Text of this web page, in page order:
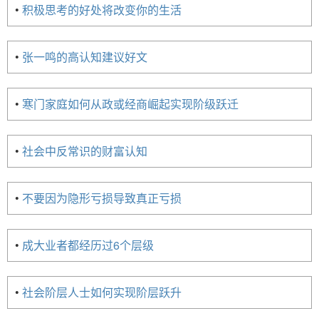
• 积极思考的好处将改变你的生活
• 张一鸣的高认知建议好文
• 寒门家庭如何从政或经商崛起实现阶级跃迁
• 社会中反常识的财富认知
• 不要因为隐形亏损导致真正亏损
• 成大业者都经历过6个层级
• 社会阶层人士如何实现阶层跃升